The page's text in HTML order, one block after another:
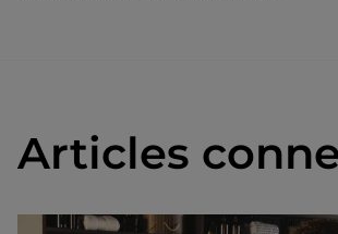
Articles